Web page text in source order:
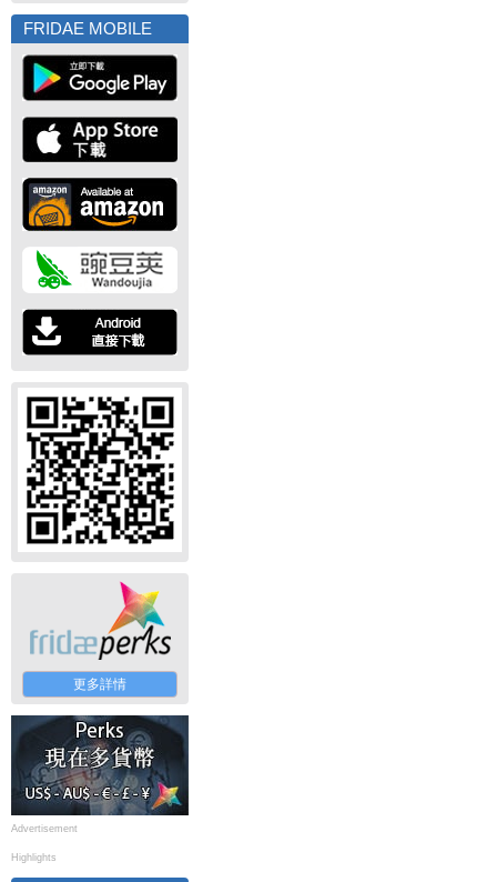
FRIDAE MOBILE
更多詳情
Advertisement
Highlights